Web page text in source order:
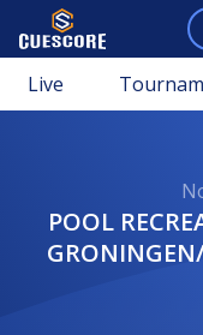
Live
POOL RECREANTEN RANKING REGIO 1